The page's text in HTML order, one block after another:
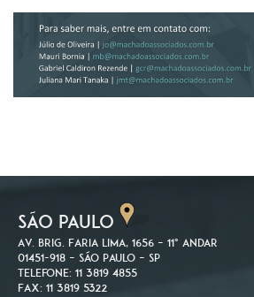
SÃO PAULO
Av. Brig. Faria Lima, 1656 – 11º andar
01451-918 – São Paulo – SP
Telefone: 11 3819 4855
Fax: 11 3819 5322